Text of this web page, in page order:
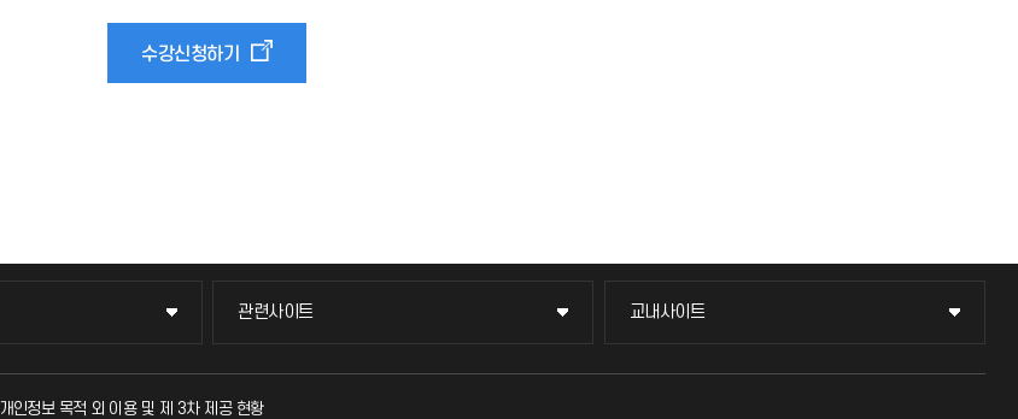
수강신청하기
관련사이트
관련사이트
국방헬프콜
교내사이트
교내사이트
교수회
개인정보 목적 외 이용 및 제 3차 제공 현황